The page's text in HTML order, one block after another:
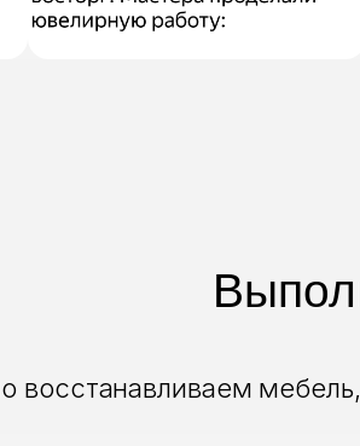
восстанавливаем